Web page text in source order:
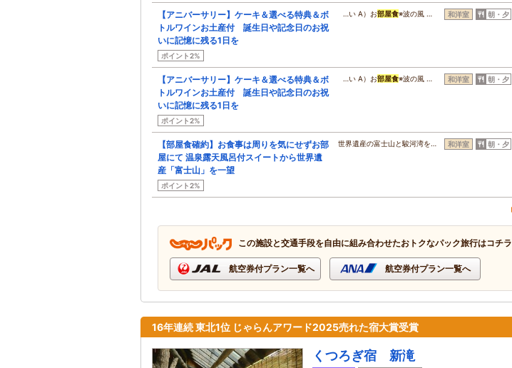
【アニバーサリー】ケーキ＆選べる特典＆ボ
トルワインお土産付 誕生日や記念日のお祝
いに記憶に残る1日を
ポイント2%
…い A）お部屋食※波の風 … 和洋室 朝・夕
【アニバーサリー】ケーキ＆選べる特典＆ボ
トルワインお土産付 誕生日や記念日のお祝
いに記憶に残る1日を
ポイント2%
…い A）お部屋食※波の風 … 和洋室 朝・夕
【部屋食確約】お食事は周りを気にせずお部
屋にて 温泉露天風呂付スイートから世界遺
産「富士山」を一望
ポイント2%
世界遺産の富士山と駿河湾を… 和洋室 朝・夕
この施設と交通手段を自由に組み合わせたおトクなパック旅行はコチラ
航空券付プラン一覧へ 航空券付プラン一覧へ
16年連続 東北1位 じゃらんアワード2025売れた宿大賞受賞
くつろぎ宿 新滝